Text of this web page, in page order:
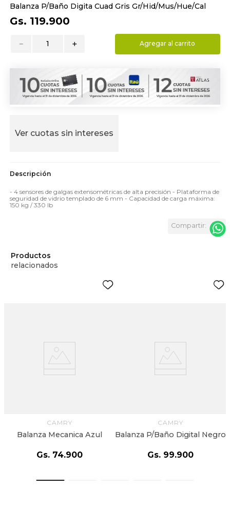
Balanza P/Baño Digita Cuad Gris Gr/Hid/Mus/Hue/Cal
Gs. 119.900
＋
－ Agregar al carrito
Ver cuotas sin intereses
- 4 sensores de galgas extensométricas de alta precisión - Plataforma de
seguridad de vidrio templado de 6 mm - Capacidad de carga máxima:
150 kg / 330 lb
Productos
relacionados
CAMRY
Balanza Mecanica Azul
Gs. 74.900
CAMRY
Balanza P/Baño Digital Negro
Gs. 99.900
9.
almohada